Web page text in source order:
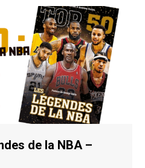
de la NBA –